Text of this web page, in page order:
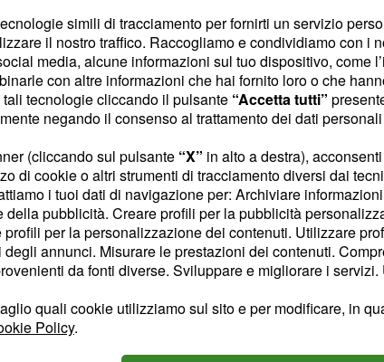
la propria candidatura
di specifici titoli e requisiti.
in Psicologia:
in Psicologia vecchio
simili di tracciamento per fornirti un servizio
il nostro traffico. Raccogliamo e condividiamo con i
media, alcune informazioni sul tuo dispositivo, come
con altre informazioni che hai fornito loro o che
tecnologie cliccando il pulsante “Accetta tutti”
negando il consenso al trattamento dei dati
(cliccando sul pulsante “X” in alto a destra),
di cookie o altri strumenti di tracciamento diversi dai
i tuoi dati di navigazione per: Archiviare
della pubblicità. Creare profili per la pubblicità
per la personalizzazione dei contenuti. Utilizzare
annunci. Misurare le prestazioni dei contenuti.
da fonti diverse. Sviluppare e migliorare i
quali cookie utilizziamo sul sito e per modificare, in
Policy.